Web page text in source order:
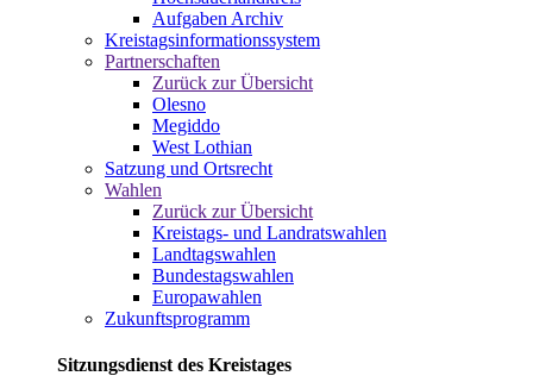
Aufgaben Archiv
Kreistagsinformationssystem
Partnerschaften
Zurück zur Übersicht
Olesno
Megiddo
West Lothian
Satzung und Ortsrecht
Wahlen
Zurück zur Übersicht
Kreistags- und Landratswahlen
Landtagswahlen
Bundestagswahlen
Europawahlen
Zukunftsprogramm
Sitzungsdienst des Kreistages